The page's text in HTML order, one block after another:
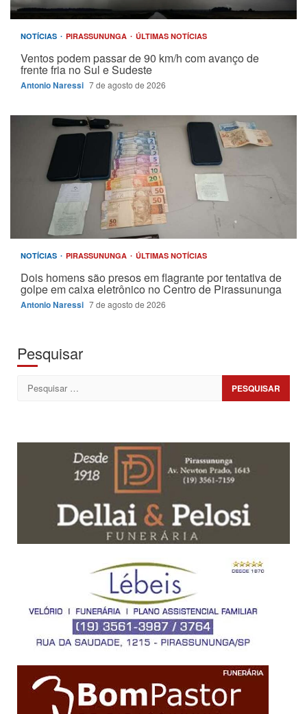
NOTÍCIAS PIRASSUNUNGA ÚLTIMAS NOTÍCIAS
Ventos podem passar de 90 km/h com avanço de
frente fria no Sul e Sudeste
Antonio Naressi 7 de agosto de 2026
NOTÍCIAS PIRASSUNUNGA ÚLTIMAS NOTÍCIAS
Dois homens são presos em flagrante por tentativa de
golpe em caixa eletrônico no Centro de Pirassununga
Antonio Naressi 7 de agosto de 2026
Pesquisar
Pesquisar